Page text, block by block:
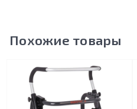
Похожие товары